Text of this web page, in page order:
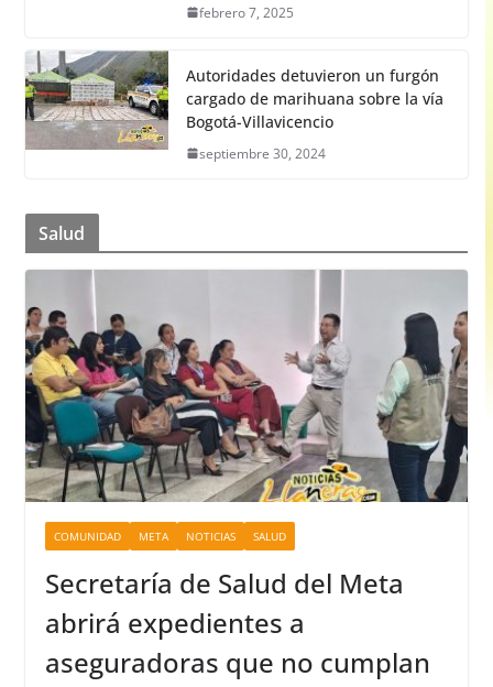
febrero 7, 2025
Autoridades detuvieron un furgón
cargado de marihuana sobre la vía
Bogotá-Villavicencio
septiembre 30, 2024
Salud
COMUNIDAD META NOTICIAS SALUD
Secretaría de Salud del Meta
abrirá expedientes a
aseguradoras que no cumplan